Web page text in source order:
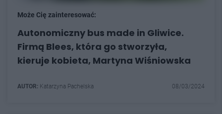
Może Cię zainteresować:
Autonomiczny bus made in Gliwice.
Firmą Blees, która go stworzyła,
kieruje kobieta, Martyna Wiśniowska
AUTOR: Katarzyna Pachelska 08/03/2024